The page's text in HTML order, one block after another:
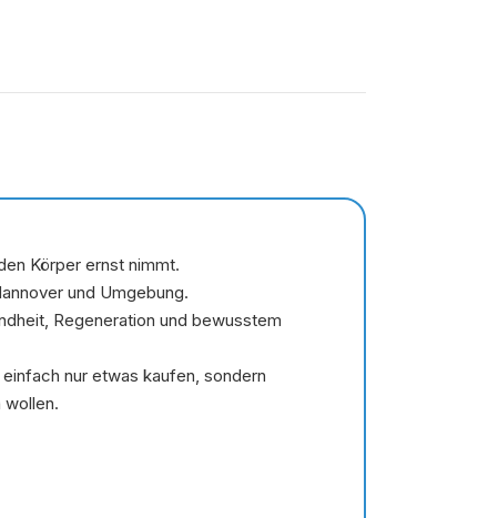
Körper ernst nimmt.
und Umgebung.
Regeneration und bewusstem
nur etwas kaufen, sondern